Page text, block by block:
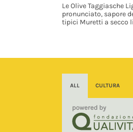
Le Olive Taggiasche
pronunciato, sapore
tipici Muretti a secco
ALL CULTURA